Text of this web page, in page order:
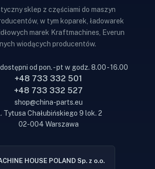
sklep z częściami do maszyn
w tym koparek, ładowarek
marek Kraftmachines, Everun
wiodących producentów.
od pon. - pt w godz. 8.00 - 16.00
+48 733 332 501
+48 733 332 527
shop@china-parts.eu
Tytusa Chałubińskiego 9 lok. 2
02-004 Warszawa
HOUSE POLAND Sp. z o.o.